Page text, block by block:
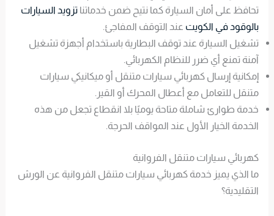
تحافظ على أمان السيارة كما نتيح ضمن خدماتناتزويد السيارات
بالوقود في الكويت عند التوقف المفاجئ.
تشغيل السيارة عند توقف البطارية باستخدام أجهزة تشغيل
آمنة تمنع أي ضرر للنظام الكهربائي.
إمكانية إرسال كهربائي سيارات متنقل أو ميكانيكي سيارات
متنقل للتعامل مع أعطال المحرك أو القير.
خدمة طوارئ شاملة متاحة يوميًا بلا انقطاع تجعل من هذه
الخدمة الخيار الأول عند المواقف الحرجة.
كهربائي سيارات متنقل الفروانية
ما الذي يميز خدمة كهربائي سيارات متنقل الفروانية عن الورش
التقليدية؟